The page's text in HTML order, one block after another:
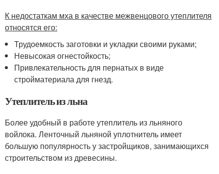
К недостаткам мха в качестве межвенцового утеплителя
относятся его:
Трудоемкость заготовки и укладки своими руками;
Невысокая огнестойкость;
Привлекательность для пернатых в виде
стройматериала для гнезд.
Утеплитель из льна
Более удобный в работе утеплитель из льняного
войлока. Ленточный льняной уплотнитель имеет
большую популярность у застройщиков, занимающихся
строительством из древесины.